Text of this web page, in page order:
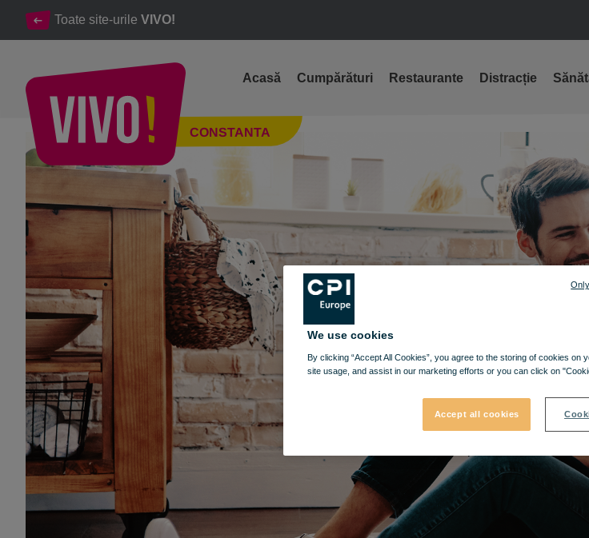
Toate site-urile VIVO!
CONSTANTA
Acasă Cumpărături Restaurante Distracție
Trăiește emoția iubirii
We use cookies
By clicking “Accept All Cookies”, you agree to the storing of cookies on
site usage, and assist in our marketing efforts or you can click on
Accept all cookies